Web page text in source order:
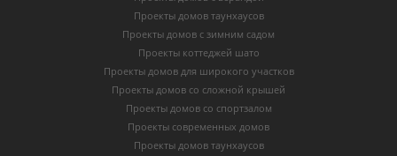
Проекты домов таунхаусов
Проекты домов с зимним садом
Проекты коттеджей шато
Проекты домов для широкого участков
Проекты домов со сложной крышей
Проекты домов со спортзалом
Проекты современных домов
Проекты домов таунхаусов